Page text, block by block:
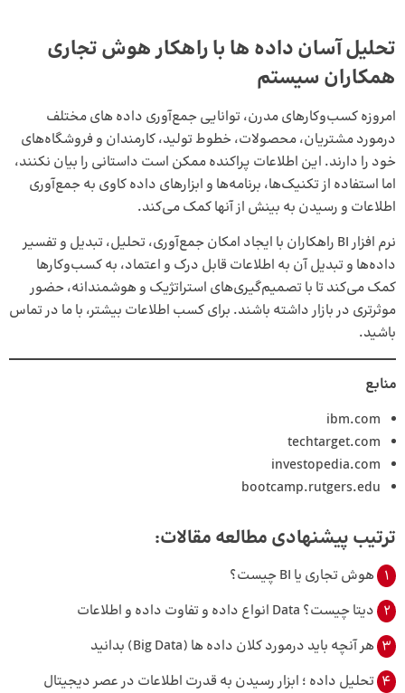
تحلیل آسان داده ها با راهکار هوش تجاری
همکاران سیستم
امروزه کسب‌وکارهای مدرن، توانایی جمع‌آوری داده های مختلف
درمورد مشتریان، محصولات، خطوط تولید، کارمندان و فروشگاه‌های
خود را دارند. این اطلاعات پراکنده ممکن است داستانی را بیان نکنند،
اما استفاده از تکنیک‌ها، برنامه‌ها و ابزارهای داده کاوی به جمع‌آوری
اطلاعات و رسیدن به بینش از آنها کمک می‌کند.
نرم افزار BI
راهکاران با ایجاد امکان جمع‌آوری، تحلیل، تبدیل و تفسیر
داده‌ها و تبدیل آن به اطلاعات قابل درک و اعتماد، به کسب‌وکارها
کمک می‌کند تا با تصمیم‌گیری‌های استراتژیک و هوشمندانه، حضور
موثرتری در بازار داشته باشند. برای کسب اطلاعات بیشتر، با ما در تماس
باشید.
منابع
ibm.com
techtarget.com
investopedia.com
bootcamp.rutgers.edu
ترتیب پیشنهادی مطالعه مقالات:
1 هوش تجاری یا BI چیست؟
2 دیتا چیست؟ Data انواع داده و تفاوت داده و اطلاعات
3 هر آنچه باید درمورد کلان داده ها (Big Data) بدانید
4 تحلیل داده ؛ ابزار رسیدن به قدرت اطلاعات در عصر دیجیتال